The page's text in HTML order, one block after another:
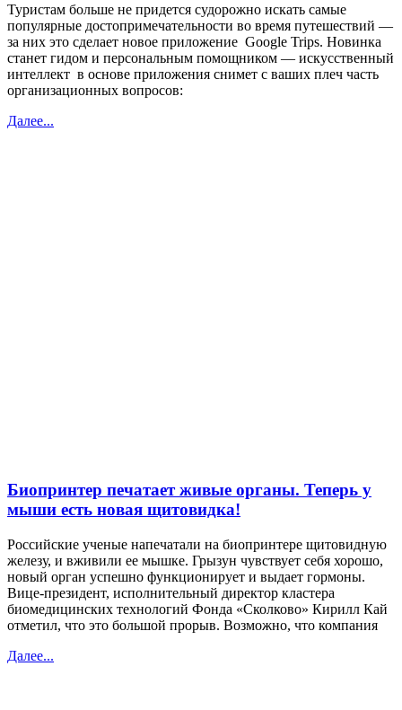
Туристам больше не придется судорожно искать самые
популярные достопримечательности во время путешествий —
за них это сделает новое приложение Google Trips. Новинка
станет гидом и персональным помощником — искусственный
интеллект в основе приложения снимет с ваших плеч часть
организационных вопросов:
Далее...
Биопринтер печатает живые органы. Теперь у
мыши есть новая щитовидка!
Российские ученые напечатали на биопринтере щитовидную
железу, и вживили ее мышке. Грызун чувствует себя хорошо,
новый орган успешно функционирует и выдает гормоны.
Вице-президент, исполнительный директор кластера
биомедицинских технологий Фонда «Сколково» Кирилл Кай
отметил, что это большой прорыв. Возможно, что компания
Далее...